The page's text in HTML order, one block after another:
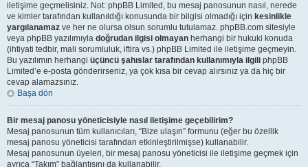
iletişime geçmelisiniz. Not: phpBB Limited, bu mesaj panosunun nasıl, nerede
ve kimler tarafından kullanıldığı konusunda bir bilgisi olmadığı için kesinlikle
yargılanamaz ve her ne olursa olsun sorumlu tutulamaz. phpBB.com sitesiyle
veya phpBB yazılımıyla doğrudan ilgisi olmayan herhangi bir hukuki konuda
(ihtiyati tedbir, mali sorumluluk, iftira vs.) phpBB Limited ile iletişime geçmeyin.
Bu yazılımın herhangi üçüncü şahıslar tarafından kullanımıyla ilgili phpBB
Limited’e e-posta gönderirseniz, ya çok kısa bir cevap alırsınız ya da hiç bir
cevap alamazsınız.
Başa dön
Bir mesaj panosu yöneticisiyle nasıl iletişime geçebilirim?
Mesaj panosunun tüm kullanıcıları, “Bize ulaşın” formunu (eğer bu özellik
mesaj panosu yöneticisi tarafından etkinleştirilmişse) kullanabilir.
Mesaj panosunun üyeleri, bir mesaj panosu yöneticisi ile iletişime geçmek için
ayrıca “Takım” bağlantısını da kullanabilir.